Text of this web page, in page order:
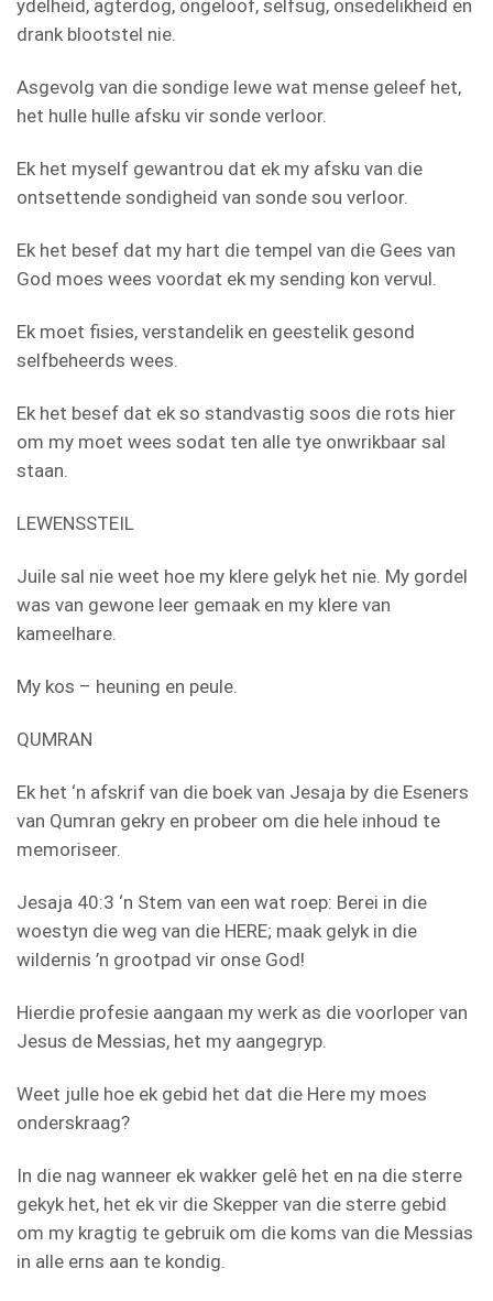
ydelheid, agterdog, ongeloof, selfsug, onsedelikheid en
drank blootstel nie.
Asgevolg van die sondige lewe wat mense geleef het,
het hulle hulle afsku vir sonde verloor.
Ek het myself gewantrou dat ek my afsku van die
ontsettende sondigheid van sonde sou verloor.
Ek het besef dat my hart die tempel van die Gees van
God moes wees voordat ek my sending kon vervul.
Ek moet fisies, verstandelik en geestelik gesond
selfbeheerds wees.
Ek het besef dat ek so standvastig soos die rots hier
om my moet wees sodat ten alle tye onwrikbaar sal
staan.
LEWENSSTEIL
Juile sal nie weet hoe my klere gelyk het nie. My gordel
was van gewone leer gemaak en my klere van
kameelhare.
My kos – heuning en peule.
QUMRAN
Ek het ‘n afskrif van die boek van Jesaja by die Eseners
van Qumran gekry en probeer om die hele inhoud te
memoriseer.
Jesaja 40:3 ‘n Stem van een wat roep: Berei in die
woestyn die weg van die HERE; maak gelyk in die
wildernis ’n grootpad vir onse God!
Hierdie profesie aangaan my werk as die voorloper van
Jesus de Messias, het my aangegryp.
Weet julle hoe ek gebid het dat die Here my moes
onderskraag?
In die nag wanneer ek wakker gelê het en na die sterre
gekyk het, het ek vir die Skepper van die sterre gebid
om my kragtig te gebruik om die koms van die Messias
in alle erns aan te kondig.